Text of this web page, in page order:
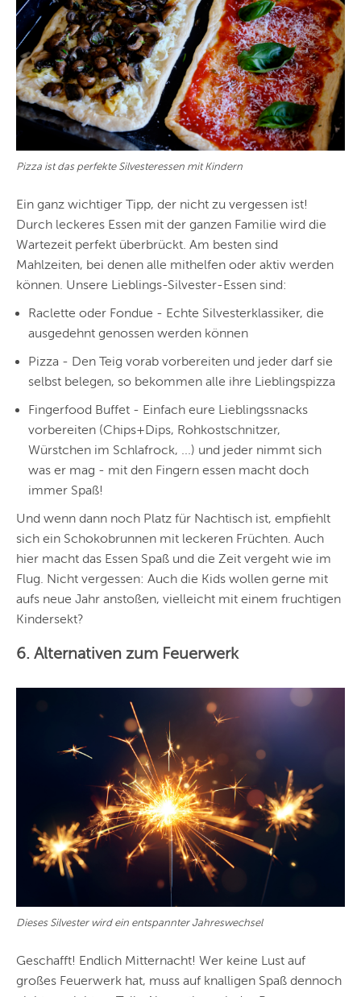
Pizza ist das perfekte Silvesteressen mit Kindern
Ein ganz wichtiger Tipp, der nicht zu vergessen ist!
Durch leckeres Essen mit der ganzen Familie wird die
Wartezeit perfekt überbrückt. Am besten sind
Mahlzeiten, bei denen alle mithelfen oder aktiv werden
können. Unsere Lieblings-Silvester-Essen sind:
Raclette oder Fondue - Echte Silvesterklassiker, die
ausgedehnt genossen werden können
Pizza - Den Teig vorab vorbereiten und jeder darf sie
selbst belegen, so bekommen alle ihre Lieblingspizza
Fingerfood Buffet - Einfach eure Lieblingssnacks
vorbereiten (Chips+Dips, Rohkostschnitzer,
Würstchen im Schlafrock, ...) und jeder nimmt sich
was er mag - mit den Fingern essen macht doch
immer Spaß!
Und wenn dann noch Platz für Nachtisch ist, empfiehlt
sich ein Schokobrunnen mit leckeren Früchten. Auch
hier macht das Essen Spaß und die Zeit vergeht wie im
Flug. Nicht vergessen: Auch die Kids wollen gerne mit
aufs neue Jahr anstoßen, vielleicht mit einem fruchtigen
Kindersekt?
6. Alternativen zum Feuerwerk
Dieses Silvester wird ein entspannter Jahreswechsel
Geschafft! Endlich Mitternacht! Wer keine Lust auf
großes Feuerwerk hat, muss auf knalligen Spaß dennoch